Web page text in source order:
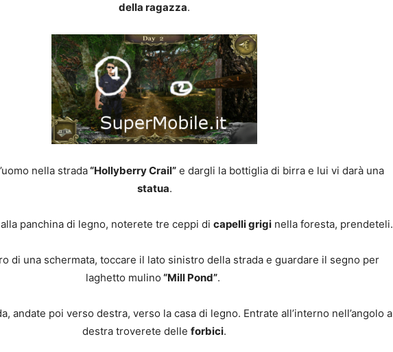
della ragazza.
nella strada“Hollyberry Crail” e dargli la bottiglia di birra e lui vi darà una
statua.
panchina di legno, noterete tre ceppi di capelli grigi nella foresta, prendeteli.
di una schermata, toccare il lato sinistro della strada e guardare il segno per
laghetto mulino “Mill Pond”.
andate poi verso destra, verso la casa di legno. Entrate all’interno nell’angolo a
destra troverete delle forbici.